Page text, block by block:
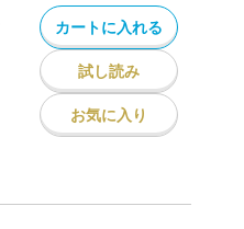
カートに入れる
試し読み
お気に入り